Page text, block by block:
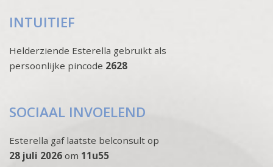
INTUITIEF
Helderziende Esterella gebruikt als
persoonlijke pincode 2628
SOCIAAL INVOELEND
Esterella gaf laatste belconsult op
28 juli 2026 om 11u55